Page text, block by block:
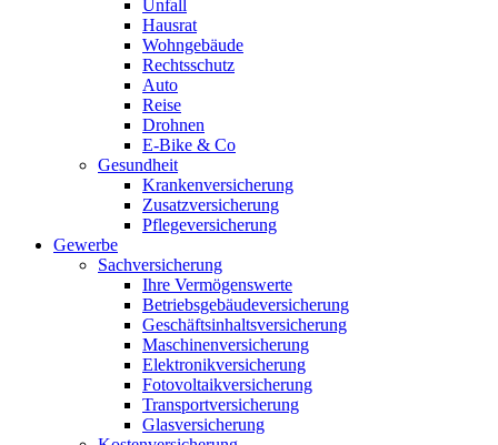
Unfall
Hausrat
Wohngebäude
Rechtsschutz
Auto
Reise
Drohnen
E-Bike & Co
Gesundheit
Krankenversicherung
Zusatzversicherung
Pflegeversicherung
Gewerbe
Sachversicherung
Ihre Vermögenswerte
Betriebsgebäudeversicherung
Geschäftsinhaltsversicherung
Maschinenversicherung
Elektronikversicherung
Fotovoltaikversicherung
Transportversicherung
Glasversicherung